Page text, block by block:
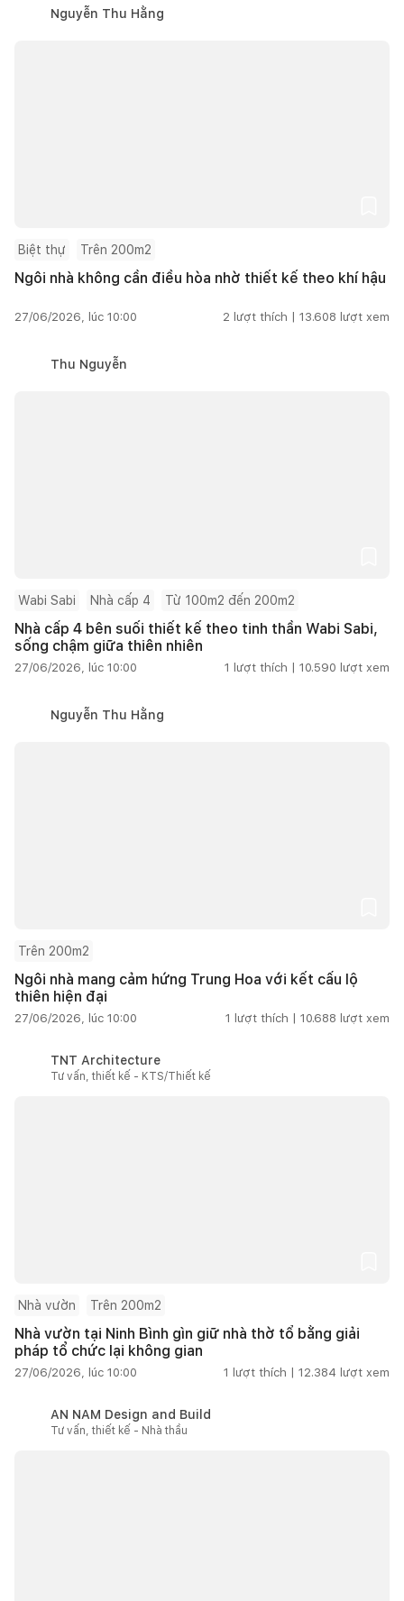
Nguyễn Thu Hằng
Biệt thự Trên 200m2
Ngôi nhà không cần điều hòa nhờ thiết kế theo khí hậu
27/06/2026, lúc 10:00 2 lượt thích | 13.608 lượt xem
Thu Nguyễn
Wabi Sabi Nhà cấp 4 Từ 100m2 đến 200m2
Nhà cấp 4 bên suối thiết kế theo tinh thần Wabi Sabi,
sống chậm giữa thiên nhiên
27/06/2026, lúc 10:00 1 lượt thích | 10.590 lượt xem
Nguyễn Thu Hằng
Trên 200m2
Ngôi nhà mang cảm hứng Trung Hoa với kết cấu lộ
thiên hiện đại
27/06/2026, lúc 10:00 1 lượt thích | 10.688 lượt xem
TNT Architecture
Tư vấn, thiết kế - KTS/Thiết kế
Nhà vườn Trên 200m2
Nhà vườn tại Ninh Bình gìn giữ nhà thờ tổ bằng giải
pháp tổ chức lại không gian
27/06/2026, lúc 10:00 1 lượt thích | 12.384 lượt xem
AN NAM Design and Build
Tư vấn, thiết kế - Nhà thầu